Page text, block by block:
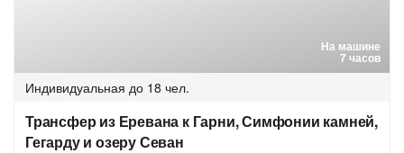
На машине
7 часов
Индивидуальная до 18 чел.
Трансфер из Еревана к Гарни, Симфонии камней,
Гегарду и озеру Севан